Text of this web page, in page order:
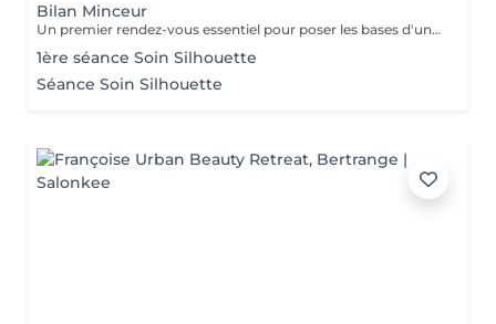
Bilan Minceur
Un premier rendez-vous essentiel pour poser les bases d'un accompagnement efficace et personnalisé. Lors de ce bilan, nous analysons votre morphologie, vos habitudes, votre hygiène de vie et vos objectifs. Cela nous permet de comprendre les causes profondes de vos difficultés et de définir ensemble un programme adapté : soins, fréquence, conseils, cosmétique, hygiène de vie. Objectif : construire un plan minceur global, réaliste et efficace, en lien avec votre corps et vos besoins.
1ère séance Soin Silhouette
Séance Soin Silhouette